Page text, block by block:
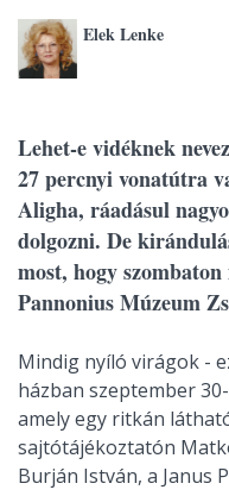
Elek Lenke
Lehet-e vidéknek
27 percnyi vonatútra
Aligha, ráadásul
dolgozni. De
most, hogy
Pannonius Múzeum
Mindig nyíló virágok -
házban szeptember
amely egy ritkán
sajtótájékoztatón
Burján István, a Janus